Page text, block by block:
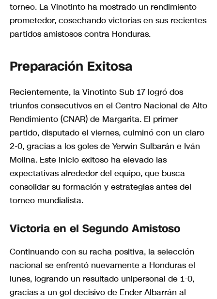
torneo. La Vinotinto ha mostrado un rendimiento
prometedor, cosechando victorias en sus recientes
partidos amistosos contra Honduras.
Preparación Exitosa
Recientemente, la Vinotinto Sub 17 logró dos
triunfos consecutivos en el Centro Nacional de Alto
Rendimiento (CNAR) de Margarita. El primer
partido, disputado el viernes, culminó con un claro
2-0, gracias a los goles de Yerwin Sulbarán e Iván
Molina. Este inicio exitoso ha elevado las
expectativas alrededor del equipo, que busca
consolidar su formación y estrategias antes del
torneo mundialista.
Victoria en el Segundo Amistoso
Continuando con su racha positiva, la selección
nacional se enfrentó nuevamente a Honduras el
lunes, logrando un resultado unipersonal de 1-0,
gracias a un gol decisivo de Ender Albarrán al